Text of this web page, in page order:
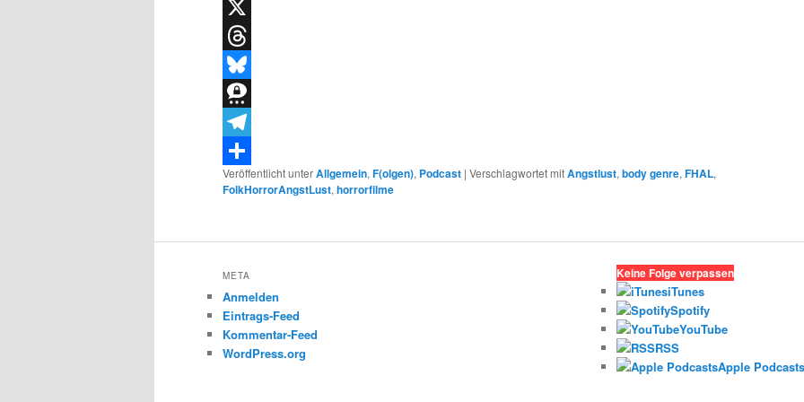
WhatsApp
X
Threads
Bluesky
Threema
Telegram
Teilen
Veröffentlicht unterAllgemein, F(olgen), Podcast | Verschlagwortet mitAngstlust, body genre, FHAL,
FolkHorrorAngstLust, horrorfilme
META
Anmelden
Eintrags-Feed
Kommentar-Feed
WordPress.org
Keine Folge verpassen
iTunes
Spotify
YouTube
RSS
Apple